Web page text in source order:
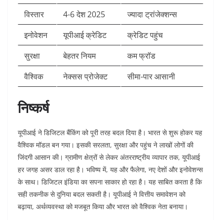
विस्तार
4-6 देश 2025
ज्यादा ट्रांजेक्शन्स ​
इनोवेशन
यूपीआई क्रेडिट
क्रेडिट पहुंच ​
सुरक्षा
बेहतर नियम
कम फ्रॉड ​
वैश्विक
नेक्सस प्रोजेक्ट सीमा-पार आसानी ​
निष्कर्ष
यूपीआई ने डिजिटल बैंकिंग को पूरी तरह बदल दिया है। भारत से शुरू होकर यह
वैश्विक मॉडल बन गया। इसकी सरलता, सुरक्षा और पहुंच ने लाखों लोगों की
जिंदगी आसान की। ग्रामीण क्षेत्रों से लेकर अंतरराष्ट्रीय व्यापार तक, यूपीआई
हर जगह असर डाल रहा है। भविष्य में, यह और फैलेगा, नए देशों और इनोवेशन्स
के साथ। डिजिटल इंडिया का सपना साकार हो रहा है। यह साबित करता है कि
सही तकनीक से दुनिया बदल सकती है। यूपीआई ने वित्तीय समावेशन को
बढ़ाया, अर्थव्यवस्था को मजबूत किया और भारत को वैश्विक नेता बनाया।